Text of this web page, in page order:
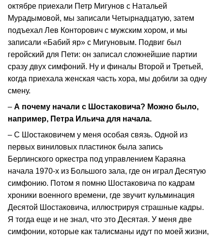
октябре приехали Петр Мигунов с Натальей
Мурадымовой, мы записали Четырнадцатую, затем
подъехал Лев Конторович с мужским хором, и мы
записали «Бабий яр» с Мигуновым. Подвиг был
геройский для Пети: он записал сложнейшие партии
сразу двух симфоний. Ну и финалы Второй и Третьей,
когда приехала женская часть хора, мы добили за одну
смену.
– А почему начали с Шостаковича? Можно было,
например, Петра Ильича для начала.
– С Шостаковичем у меня особая связь. Одной из
первых виниловых пластинок была запись
Берлинского оркестра под управлением Караяна
начала 1970-х из Большого зала, где он играл Десятую
симфонию. Потом я помню Шостаковича по кадрам
хроники военного времени, где звучит кульминация
Десятой Шостаковича, иллюстрируя страшные кадры.
Я тогда еще и не знал, что это Десятая. У меня две
симфонии, которые как талисманы идут по моей жизни,